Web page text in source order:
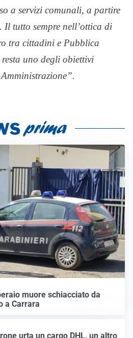
a servizi comunali, a partire
tutto sempre nell’ottica di
tra cittadini e Pubblica
uno degli obiettivi
muore schiacciato da
a Carrara
urta un cargo DHL, un altro